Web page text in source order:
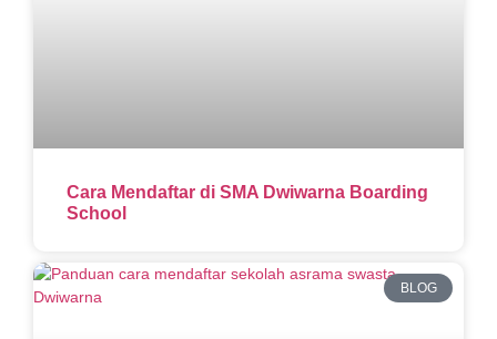
Cara Mendaftar di SMA Dwiwarna Boarding
School
BLOG